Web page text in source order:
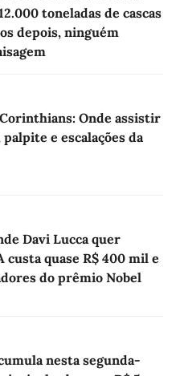
toneladas de cascas
depois, ninguém
Onde assistir
e escalações da
Davi Lucca quer
custa quase R$ 400 mil e
do prêmio Nobel
nesta segunda-